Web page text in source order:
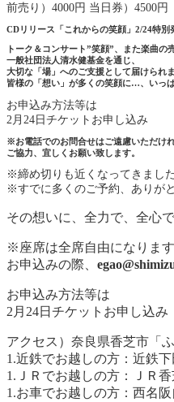
前売り）4000円 当日券）4500円
CDリリース「これからの笑顔」2/24特別
トーク＆コンサート”笑顔”、また楽曲の
一般社団法人清水健基金を通じ、
大切な「場」へのご支援として届けられま
皆様の「想い」が多くの笑顔に…、いっ
お申込み方法等は
2月24日チケットお申し込み
※お電話でのお問合せはご遠慮いただけれ
ご協力、宜しくお願い致します。
※締め切りも近くなってきました
※すでに多くのご予約、ありが
その想いに、全力で、全心で
※座席は全席自由になります
お申込みの際、
お申込み方法等は
2月24日チケットお申し込み
アクセス）奈良県香芝市「
1.近鉄でお越しの方：近鉄
1.ＪＲでお越しの方：ＪＲ
1.お車でお越しの方：西名